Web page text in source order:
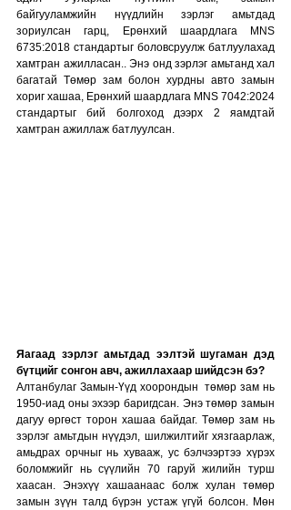
байгууламжийн нүүдлийн зэрлэг амьтдад
зориулсан гарц, Ерөнхий шаардлага MNS
6735:2018 стандартыг боловсруулж батлуулахад
хамтран ажилласан.. Энэ онд зэрлэг амьтанд хал
багатай Төмөр зам болон хурдны авто замын
хориг хашаа, Ерөнхий шаардлага MNS 7042:2024
стандартыг бий болгоход дээрх 2 яамдтай
хамтран ажиллаж батлуулсан.
Яагаад зэрлэг амьтдад ээлтэй шугаман дэд
бүтцийг сонгон авч, ажиллахаар шийдсэн бэ?
Алтанбулаг Замын-Үүд хоорондын  төмөр зам нь
1950-иад оны эхээр баригдсан. Энэ төмөр замын
дагуу өргөст торон хашаа байдаг. Төмөр зам нь
зэрлэг амьтдын нүүдэл, шилжилтийг хязгаарлаж,
амьдрах орчныг нь хувааж, ус бэлчээртээ хүрэх
боломжийг нь сүүлийн 70 гаруй жилийн турш
хаасан. Энэхүү хашаанаас болж хулан төмөр
замын зүүн талд бүрэн устаж үгүй болсон. Мөн